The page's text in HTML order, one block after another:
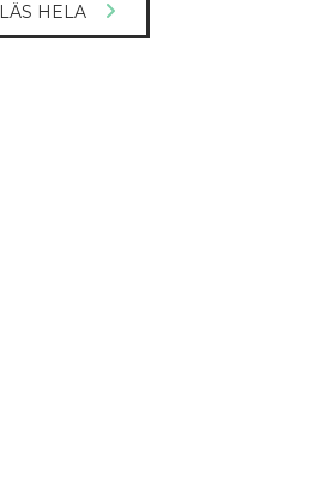
LÄS HELA